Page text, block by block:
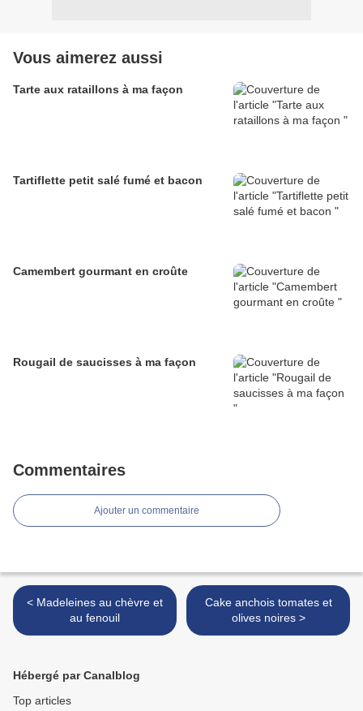
Vous aimerez aussi
Tarte aux rataillons à ma façon
Tartiflette petit salé fumé et bacon
Camembert gourmant en croûte
Rougail de saucisses à ma façon
Commentaires
Ajouter un commentaire
< Madeleines au chèvre et
au fenouil
Cake anchois tomates et
olives noires >
Hébergé par Canalblog
Top articles